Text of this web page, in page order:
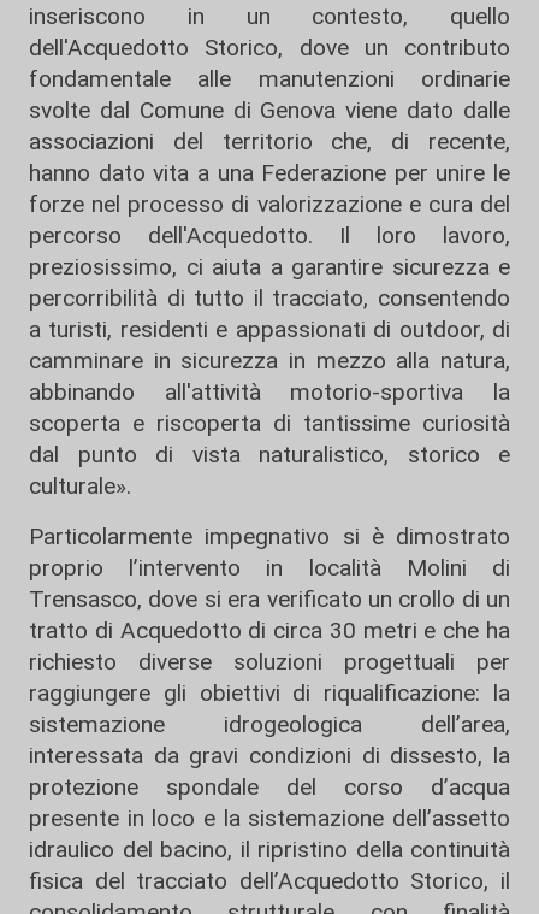
inseriscono in un contesto, quello
dell'Acquedotto Storico, dove un contributo
fondamentale alle manutenzioni ordinarie
svolte dal Comune di Genova viene dato dalle
associazioni del territorio che, di recente,
hanno dato vita a una Federazione per unire le
forze nel processo di valorizzazione e cura del
percorso dell'Acquedotto. Il loro lavoro,
preziosissimo, ci aiuta a garantire sicurezza e
percorribilità di tutto il tracciato, consentendo
a turisti, residenti e appassionati di outdoor, di
camminare in sicurezza in mezzo alla natura,
abbinando all'attività motorio-sportiva la
scoperta e riscoperta di tantissime curiosità
dal punto di vista naturalistico, storico e
culturale».
Particolarmente impegnativo si è dimostrato
proprio l’intervento in località Molini di
Trensasco, dove si era verificato un crollo di un
tratto di Acquedotto di circa 30 metri e che ha
richiesto diverse soluzioni progettuali per
raggiungere gli obiettivi di riqualificazione: la
sistemazione idrogeologica dell’area,
interessata da gravi condizioni di dissesto, la
protezione spondale del corso d’acqua
presente in loco e la sistemazione dell’assetto
idraulico del bacino, il ripristino della continuità
fisica del tracciato dell’Acquedotto Storico, il